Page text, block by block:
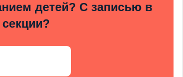
детей? С записью в